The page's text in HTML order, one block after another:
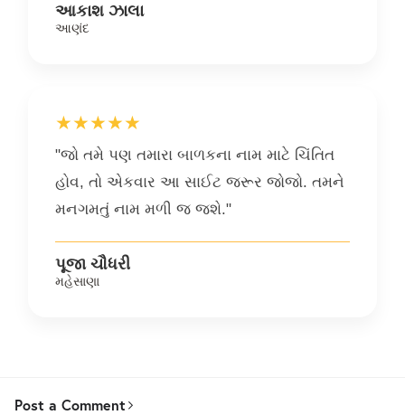
આકાશ ઝાલા
આણંદ
★★★★★
"જો તમે પણ તમારા બાળકના નામ માટે ચિંતિત
હોવ, તો એકવાર આ સાઈટ જરૂર જોજો. તમને
મનગમતું નામ મળી જ જશે."
પૂજા ચૌધરી
મહેસાણા
Post a Comment